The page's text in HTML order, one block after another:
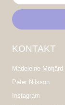
KONTAKT
Madeleine Mofjärd
Peter Nilsson
Instagram